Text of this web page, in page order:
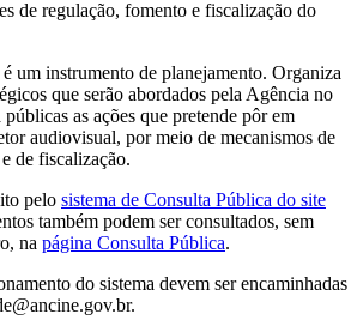
de regulação, fomento e fiscalização do
um instrumento de planejamento. Organiza
que serão abordados pela Agência no
as ações que pretende pôr em
audiovisual, por meio de mecanismos de
de fiscalização.
pelo sistema de Consulta Pública do site
também podem ser consultados, sem
na página Consulta Pública.
do sistema devem ser encaminhadas